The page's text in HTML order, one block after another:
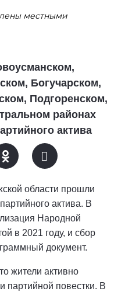
местными
Богучарском,
Подгоренском,
районах
актива
области прошли
актива. В
Народной
в 2021 году, и сбор
документ.
жители активно
партийной повестки. В